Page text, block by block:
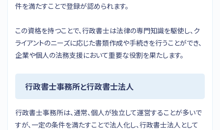
件を満たすことで登録が認められます。
この資格を持つことで、行政書士は法律の専門知識を駆使し、ク
ライアントのニーズに応じた書類作成や手続きを行うことができ、
企業や個人の法務支援において重要な役割を果たします。
行政書士事務所と行政書士法人
行政書士事務所は、通常、個人が独立して運営することが多いで
すが、一定の条件を満たすことで法人化し、行政書士法人として